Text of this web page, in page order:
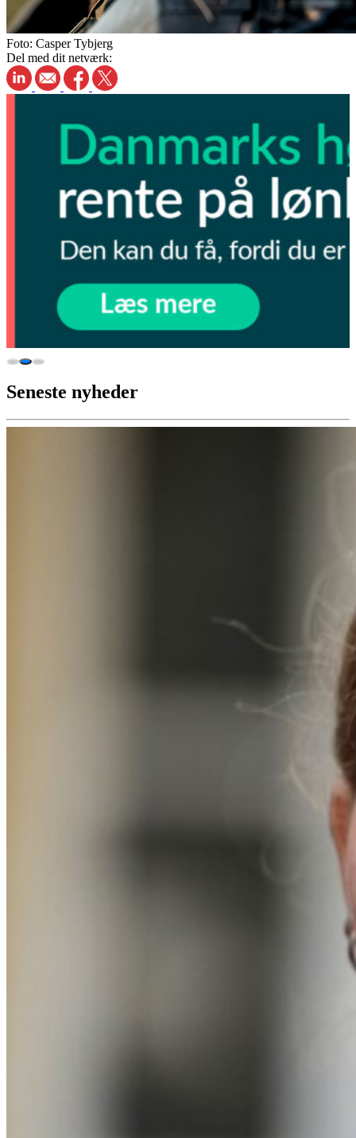
Foto: Casper Tybjerg
Del med dit netværk:
Seneste nyheder